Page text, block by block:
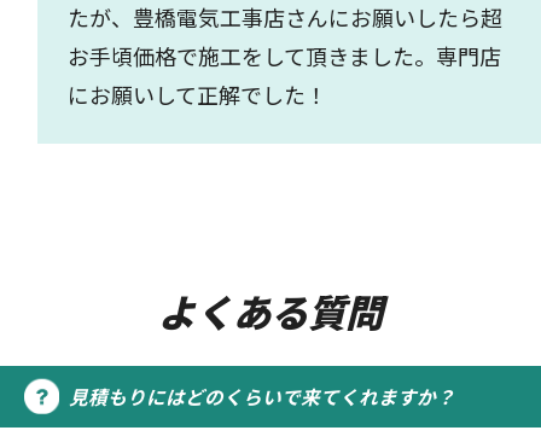
たが、豊橋電気工事店さんにお願いしたら超
お手頃価格で施工をして頂きました。専門店
にお願いして正解でした！
よくある質問
見積もりにはどのくらいで来てくれますか？